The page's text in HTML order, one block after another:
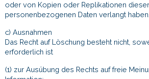
oder von Kopien oder Replikationen dieser
personenbezogenen Daten verlangt haben.
c) Ausnahmen
Das Recht auf Löschung besteht nicht,
erforderlich ist
(1) zur Ausübung des Rechts auf freie